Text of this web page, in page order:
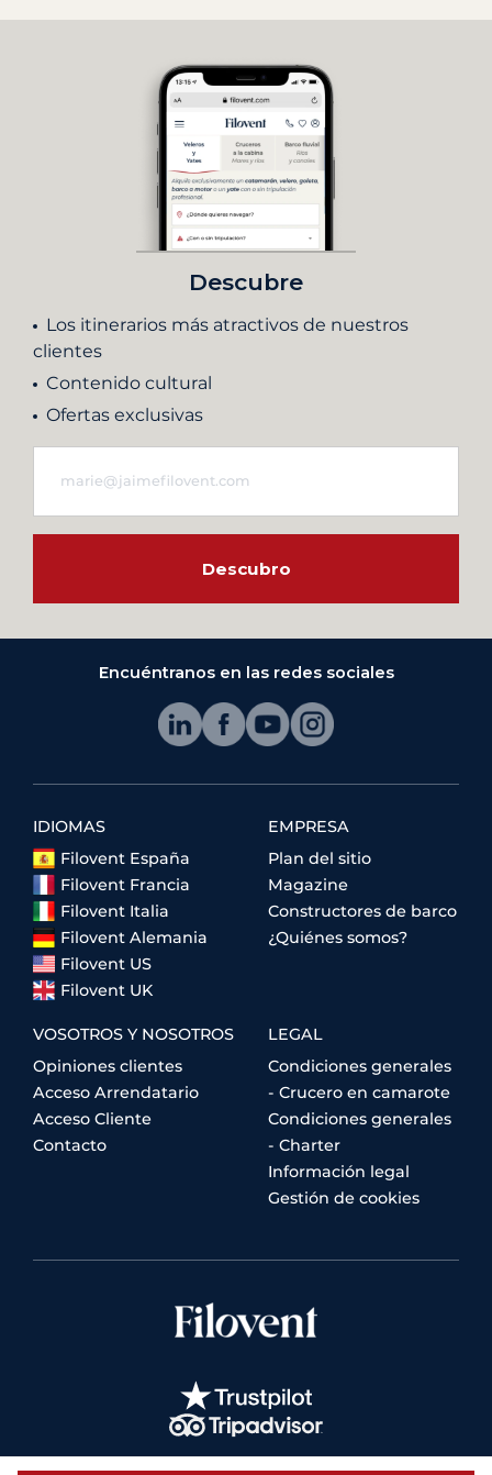
Descubre
Los itinerarios más atractivos de nuestros
clientes
Contenido cultural
Ofertas exclusivas
Descubro
Encuéntranos en las redes sociales
IDIOMAS
Filovent España
Filovent Francia
Filovent Italia
Filovent Alemania
Filovent US
Filovent UK
EMPRESA
Plan del sitio
Magazine
Constructores de barco
¿Quiénes somos?
VOSOTROS Y NOSOTROS
Opiniones clientes
Acceso Arrendatario
Acceso Cliente
Contacto
LEGAL
Condiciones generales
- Crucero en camarote
Condiciones generales
- Charter
Información legal
Gestión de cookies